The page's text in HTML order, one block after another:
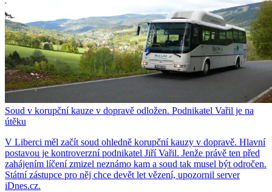
Soud v korupční kauze v dopravě odložen. Podnikatel Vařil je na
útěku
V Liberci měl začít soud ohledně korupční kauzy v dopravě. Hlavní
postavou je kontroverzní podnikatel Jiří Vařil. Jenže právě ten před
zahájením líčení zmizel neznámo kam a soud tak musel být odročen.
Státní zástupce pro něj chce devět let vězení, upozornil server
iDnes.cz.